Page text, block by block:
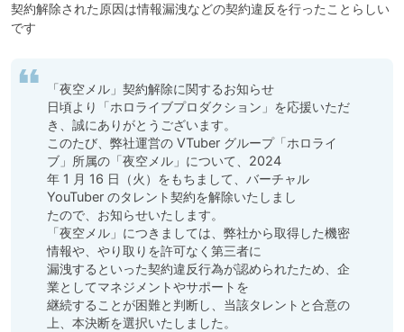
契約解除された原因は情報漏洩などの契約違反を行ったことらしい
です
「夜空メル」契約解除に関するお知らせ
日頃より「ホロライブプロダクション」を応援いただ
き、誠にありがとうございます。
このたび、弊社運営の VTuber グループ「ホロライ
ブ」所属の「夜空メル」について、2024
年 1 月 16 日（火）をもちまして、バーチャル
YouTuber のタレント契約を解除いたしまし
たので、お知らせいたします。
「夜空メル」につきましては、弊社から取得した機密
情報や、やり取りを許可なく第三者に
漏洩するといった契約違反行為が認められたため、企
業としてマネジメントやサポートを
継続することが困難と判断し、当該タレントと合意の
上、本決断を選択いたしました。